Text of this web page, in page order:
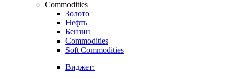
Commodities
Золото
Нефть
Бензин
Commodities
Soft Commodities
Виджет: